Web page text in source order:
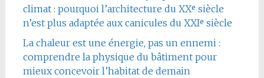
climat : pourquoi l’architecture du XXᵉ siècle
n’est plus adaptée aux canicules du XXIᵉ siècle
La chaleur est une énergie, pas un ennemi :
comprendre la physique du bâtiment pour
mieux concevoir l’habitat de demain